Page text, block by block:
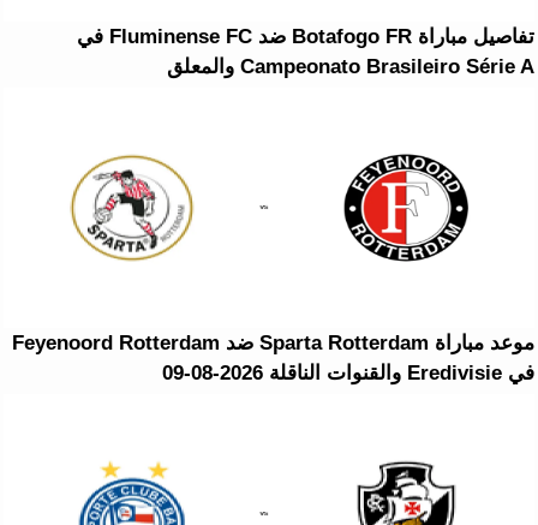
تفاصيل مباراة Botafogo FR ضد Fluminense FC في
Campeonato Brasileiro Série A والمعلق
موعد مباراة Sparta Rotterdam ضد Feyenoord Rotterdam
في Eredivisie والقنوات الناقلة 2026-08-09